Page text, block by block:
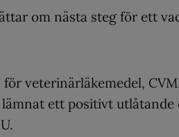
om nästa steg för ett
veterinärläkemedel,
ett positivt